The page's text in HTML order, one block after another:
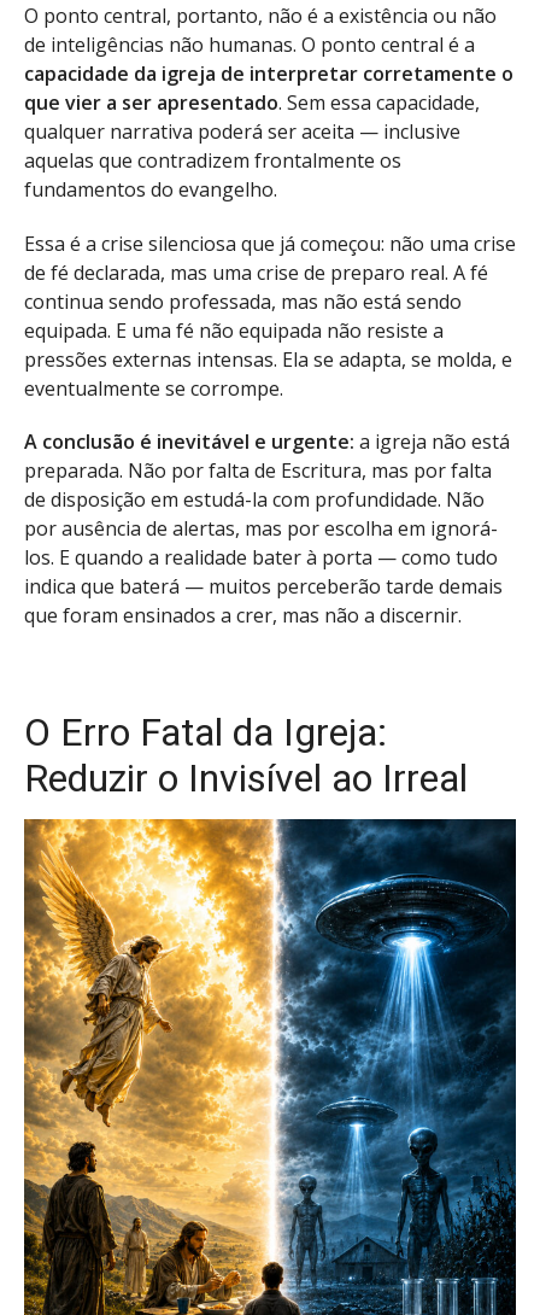
O ponto central, portanto, não é a existência ou não
de inteligências não humanas. O ponto central é a
capacidade da igreja de interpretar corretamente o
que vier a ser apresentado. Sem essa capacidade,
qualquer narrativa poderá ser aceita — inclusive
aquelas que contradizem frontalmente os
fundamentos do evangelho.
Essa é a crise silenciosa que já começou: não uma crise
de fé declarada, mas uma crise de preparo real. A fé
continua sendo professada, mas não está sendo
equipada. E uma fé não equipada não resiste a
pressões externas intensas. Ela se adapta, se molda, e
eventualmente se corrompe.
A conclusão é inevitável e urgente: a igreja não está
preparada. Não por falta de Escritura, mas por falta
de disposição em estudá-la com profundidade. Não
por ausência de alertas, mas por escolha em ignorá-
los. E quando a realidade bater à porta — como tudo
indica que baterá — muitos perceberão tarde demais
que foram ensinados a crer, mas não a discernir.
O Erro Fatal da Igreja:
Reduzir o Invisível ao Irreal